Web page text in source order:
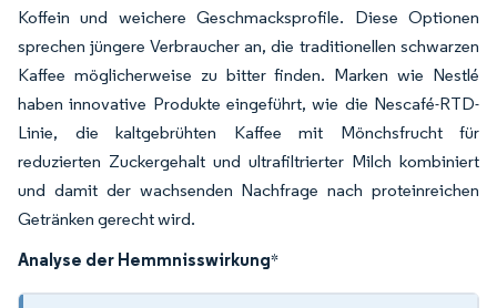
Koffein und weichere Geschmacksprofile. Diese Optionen
sprechen jüngere Verbraucher an, die traditionellen schwarzen
Kaffee möglicherweise zu bitter finden. Marken wie Nestlé
haben innovative Produkte eingeführt, wie die Nescafé-RTD-
Linie, die kaltgebrühten Kaffee mit Mönchsfrucht für
reduzierten Zuckergehalt und ultrafiltrierter Milch kombiniert
und damit der wachsenden Nachfrage nach proteinreichen
Getränken gerecht wird.
Analyse der Hemmnisswirkung*